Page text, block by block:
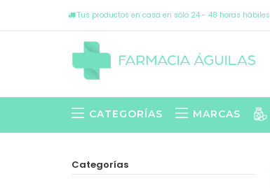
Tus productos en casa en sólo 24 - 48 horas hábiles
CATEGORÍAS MARCAS
Categorías